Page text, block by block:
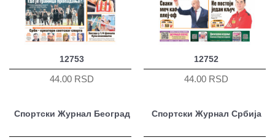
12753
44.00 RSD
12752
44.00 RSD
Спортски Журнал Београд Спортски Журнал Србија